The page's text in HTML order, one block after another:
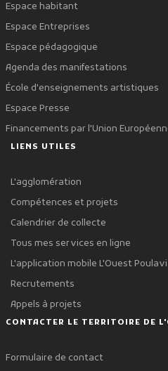
Espace habitant
Espace Entreprises
Espace pédagogique
Agenda des manifestations
École d'enseignements artistiques
Espace Presse
Financements par l'Union
LIENS UTILES
L'agglomération
Compétences et projets
Calendrier de collecte
Tous mes services en ligne
L'application mobile L'Ouest Poulavi
Recrutements
Appels à projets
CONTACTER LE TERRITOIRE DE
Formulaire de contact